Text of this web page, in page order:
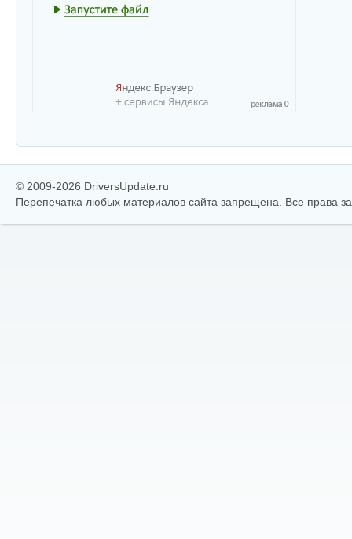
© 2009-2026 DriversUpdate.ru
Перепечатка любых материалов сайта запрещена. Все права